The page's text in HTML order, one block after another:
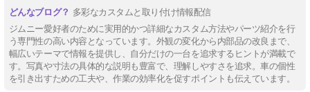
多彩なカスタムと取り付け情報配信
ジムニー愛好者のために実用的かつ詳細なカスタム方法やパーツ紹介を行
う専門性の高い内容となっています。外観の変化から内部品の改良まで、
幅広いテーマで情報を提供し、自分だけの一台を追求するヒントが満載で
す。写真や寸法の具体的な説明も豊富で、理解しやすさを追求。車の個性
を引き出すための工夫や、作業の効率化を促すポイントも伝えています。